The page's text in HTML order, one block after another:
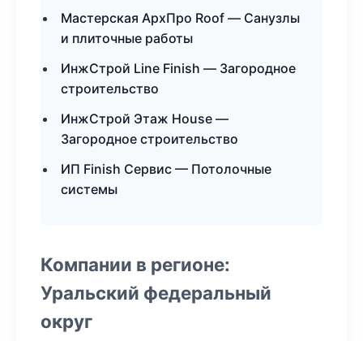
Мастерская АрхПро Roof — Санузлы
и плиточные работы
ИнжСтрой Line Finish — Загородное
строительство
ИнжСтрой Этаж House —
Загородное строительство
ИП Finish Сервис — Потолочные
системы
Компании в регионе:
Уральский федеральный
округ